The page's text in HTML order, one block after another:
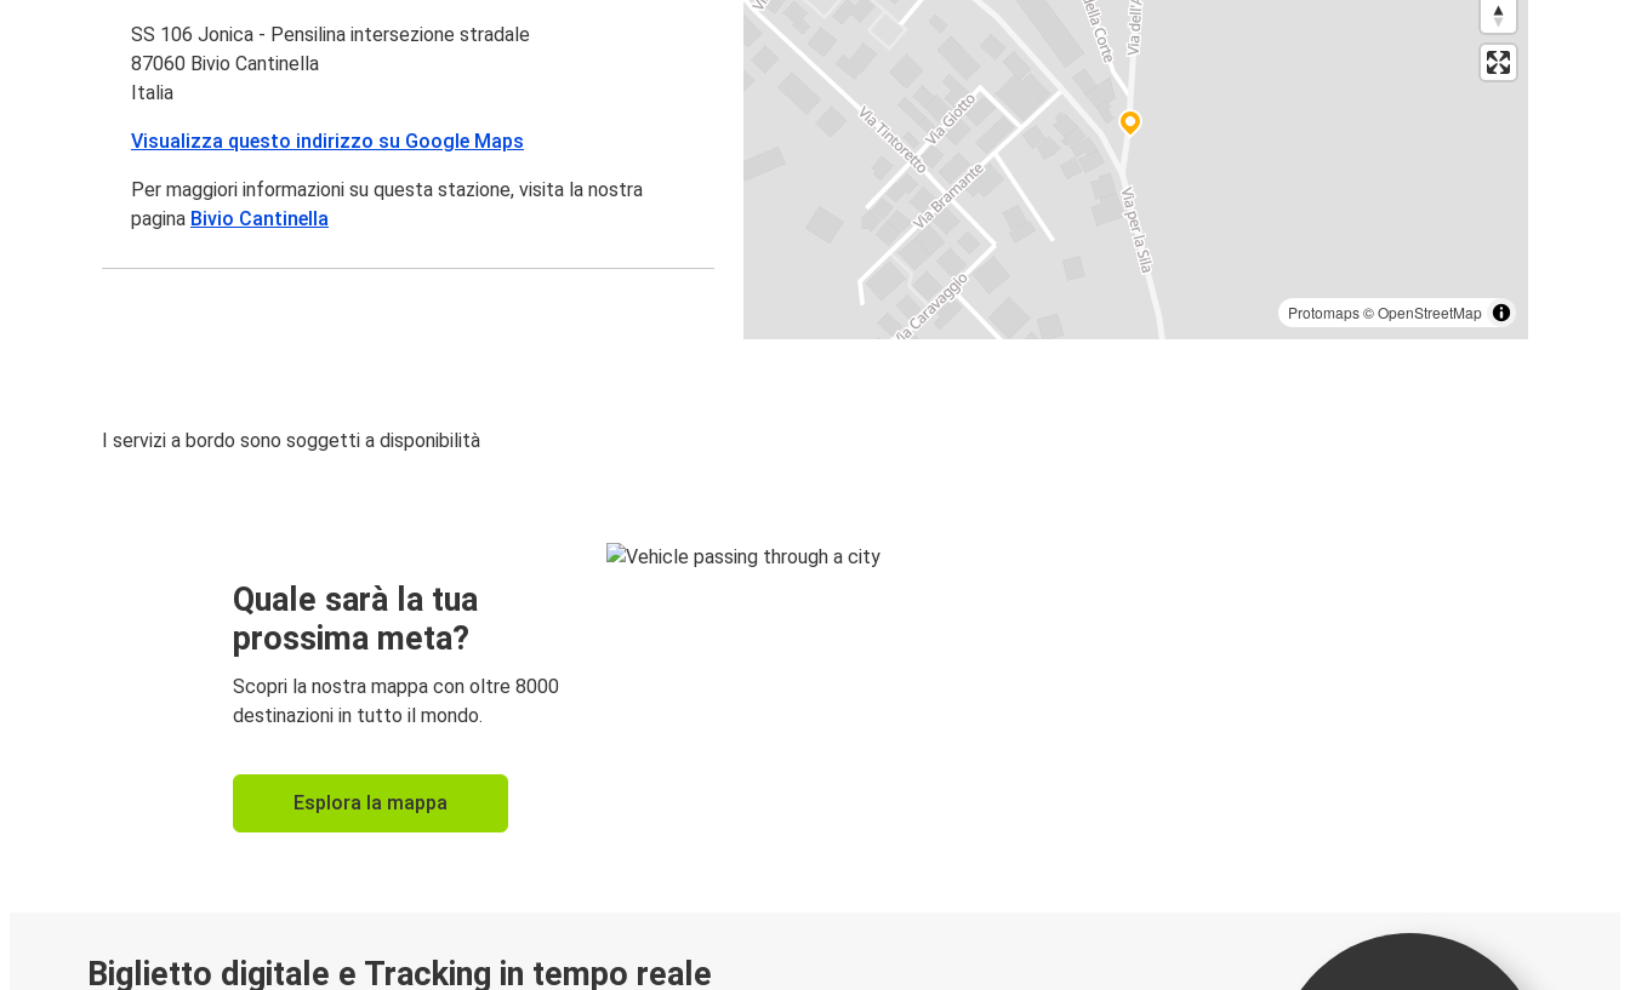
Protomaps©OpenStreetMap
SS 106 Jonica - Pensilina intersezione stradale
87060 Bivio Cantinella
Italia
Visualizza questo indirizzo su Google Maps
Per maggiori informazioni su questa stazione, visita la nostra
pagina Bivio Cantinella
I servizi a bordo sono soggetti a disponibilità
Quale sarà la tua
prossima meta?
Scopri la nostra mappa con oltre 8000
destinazioni in tutto il mondo.
Esplora la mappa
Biglietto digitale e Tracking in tempo reale